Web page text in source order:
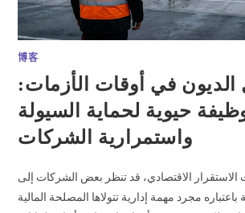
博客
في أوقات الأزمات:
حيوية لحماية السيولة
واستمرارية الشركات
الاقتصادي، قد تنظر بعض الشركات إلى
مجرد مهمة إدارية تتولاها المصلحة المالية